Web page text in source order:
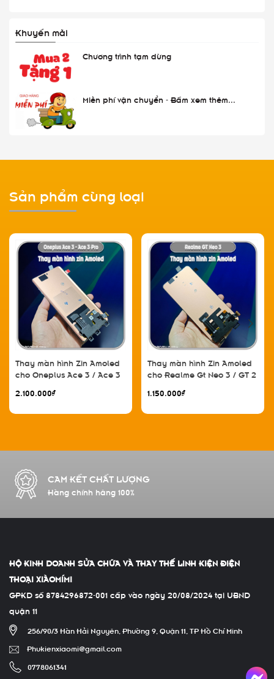
Khuyến mãi
Chương trình tạm dừng
Miễn phí vận chuyển - Bấm xem thêm...
Sản phẩm cùng loại
Thay màn hình Zin Amoled
cho Oneplus Ace 3 / Ace 3
Neo 6 / GT Neo 6 Pro / GT
2.100.000₫
Thay màn hình Zin Amoled
cho Realme Gt Neo 3 / GT 2
Pro 5G / 1+ 10R
1.150.000₫
CAM KẾT CHẤT LƯỢNG
Hàng chính hãng 100%
HỘ KINH DOANH SỬA CHỮA VÀ THAY THẾ LINH KIỆN ĐIỆN
THOẠI XIÀOMÍMI
GPKD số 8784296872-001 cấp vào ngày 20/08/2024 tại UBND
quận 11
256/90/3 Hàn Hải Nguyên, Phường 9, Quận 11, TP Hồ Chí Minh
Phukienxiaomi@gmail.com
0778061341